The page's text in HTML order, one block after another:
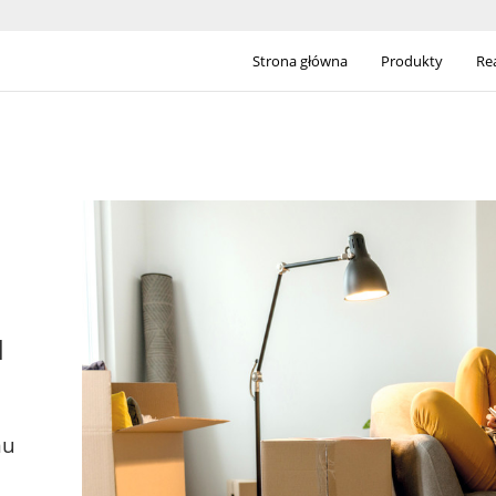
Strona główna Produkty